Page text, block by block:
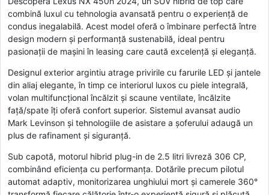
combină luxul cu tehnologia avansată pentru o experiență de
condus inegalabilă. Acest model oferă o îmbinare perfectă între
design modern și performanță sustenabilă, ideal pentru
pasionații de mașini în leasing care caută excelență și eleganță.
Designul exterior argintiu atrage privirile cu farurile LED și jantele
din aliaj elegante, în timp ce interiorul luxos cu piele integrală,
volan multifuncțional încălzit și scaune ventilate, încălzite
față/spate îți oferă confort superior. Sistemul avansat audio
Mark Levinson și tehnologiile de asistare a șoferului adaugă un
plus de rafinament și siguranță.
Sub capotă, motorul hibrid plug-in de 2.5 litri livreză 306 CP,
combinând eficiența cu performanța. Dotările precum pilotul
automat adaptiv, monitorizarea unghiului mort și camerele 360°